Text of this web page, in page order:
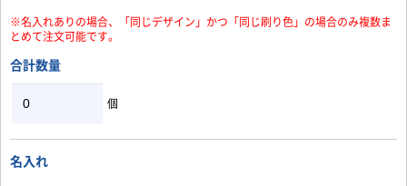
※名入れありの場合、「同じデザイン」かつ「同じ刷り色」の場合のみ複数ま
とめて注文可能です。
合計数量
個
名入れ